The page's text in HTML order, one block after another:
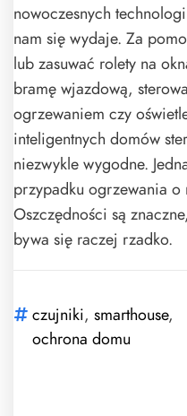
nowoczesnych
nam się wydaje. Za
lub zasuwać rolety na
bramę wjazdową,
ogrzewaniem czy
inteligentnych domów
niezwykle wygodne.
przypadku ogrzewania o
Oszczędności są
bywa się raczej rzadko.
czujniki, smarthouse,
ochrona domu